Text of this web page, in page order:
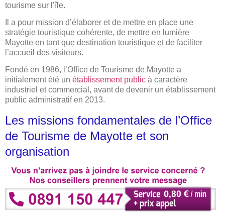
tourisme sur l’île.
Il a pour mission d’élaborer et de mettre en place une
stratégie touristique cohérente, de mettre en lumière
Mayotte en tant que destination touristique et de faciliter
l’accueil des visiteurs.
Fondé en 1986, l’Office de Tourisme de Mayotte a
initialement été un établissement public à caractère
industriel et commercial, avant de devenir un établissement
public administratif en 2013.
Les missions fondamentales de l’Office
de Tourisme de Mayotte et son
organisation